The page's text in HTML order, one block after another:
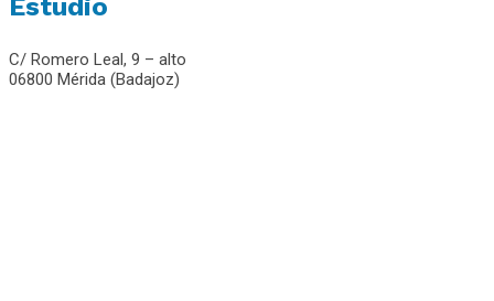
Estudio
C/ Romero Leal, 9 – alto
06800 Mérida (Badajoz)